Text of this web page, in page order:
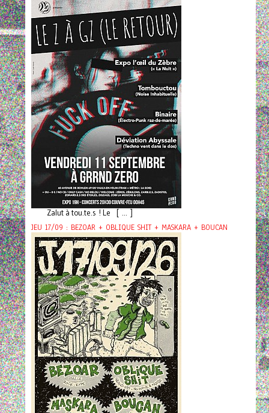
Zalut à tou.te.s ! Le [ ... ]
JEU 17/09 : BEZOAR + OBLIQUE SHIT + MASKARA + BOUCAN